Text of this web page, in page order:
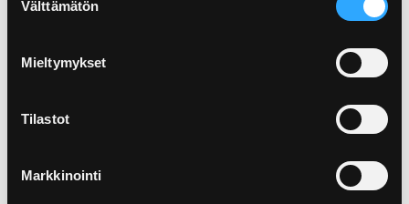
valinta
Välttämätön
Mieltymykset
Tilastot
Markkinointi
Muovia sisältävien kalastusvälineiden
keräysver...